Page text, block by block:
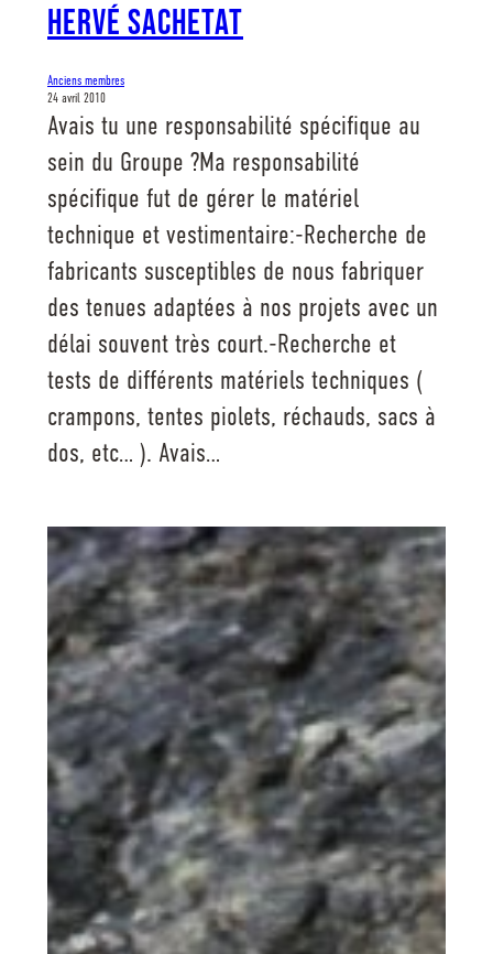
Hervé Sachetat
Anciens membres
24 avril 2010
Avais tu une responsabilité spécifique au
sein du Groupe ?Ma responsabilité
spécifique fut de gérer le matériel
technique et vestimentaire:-Recherche de
fabricants susceptibles de nous fabriquer
des tenues adaptées à nos projets avec un
délai souvent très court.-Recherche et
tests de différents matériels techniques (
crampons, tentes piolets, réchauds, sacs à
dos, etc… ). Avais…